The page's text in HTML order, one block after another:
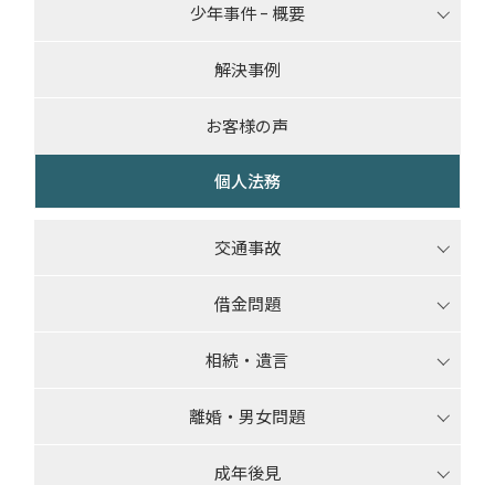
少年事件 ｰ 概要
解決事例
お客様の声
個人法務
交通事故
借金問題
相続・遺言
離婚・男女問題
成年後見